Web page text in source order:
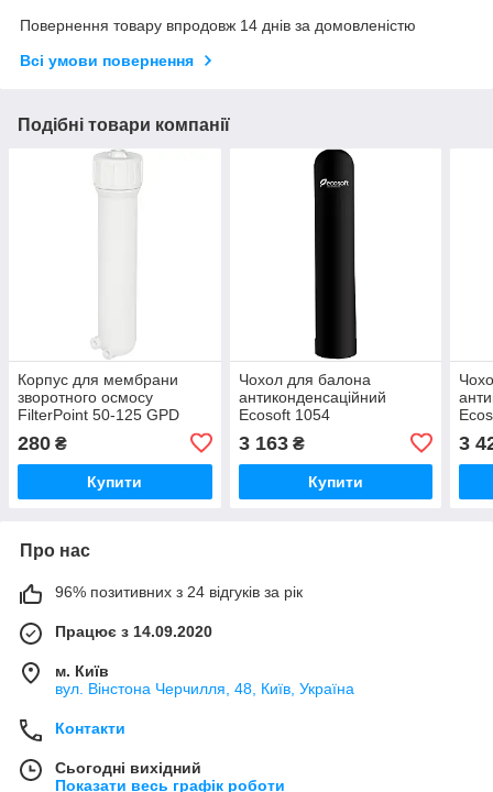
Повернення товару впродовж 14 днів за домовленістю
Всі умови повернення
Подібні товари компанії
Корпус для мембрани
зворотного осмосу
FilterPoint 50-125 GPD
280 ₴
Купити
Чохол для балона
антиконденсаційний
Ecosoft 1054
3 163₴
Купити
3
Про нас
96% позитивних з 24 відгуків за рік
Працює з 14.09.2020
м. Київ
вул. Вінстона Черчилля, 48, Київ, Україна
Контакти
Сьогодні вихідний
Показати весь графік роботи